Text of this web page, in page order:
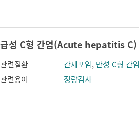
급성 C형 간염(Acute hepatitis C)
관련질환 간세포암, 만성 C형 간염
관련용어
정량검사